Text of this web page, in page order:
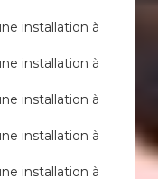
installation à
installation à
installation à
installation à
installation à